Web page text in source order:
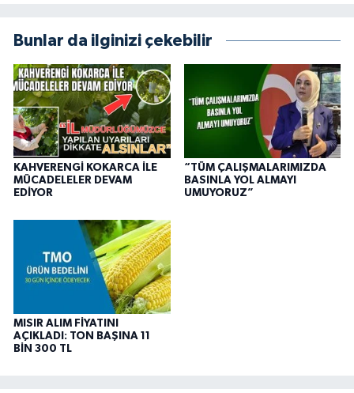
Bunlar da ilginizi çekebilir
KAHVERENGİ KOKARCA İLE
MÜCADELELER DEVAM
EDİYOR
“TÜM ÇALIŞMALARIMIZDA
BASINLA YOL ALMAYI
UMUYORUZ”
MISIR ALIM FİYATINI
AÇIKLADI: TON BAŞINA 11
BİN 300 TL